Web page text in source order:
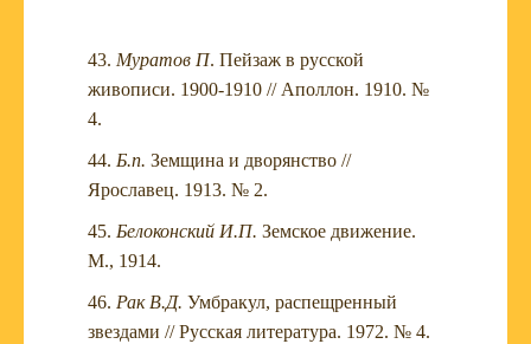
Муратов П. Пейзаж в русской
живописи. 1900-1910 // Аполлон. 1910. №
4.
Б.п. Земщина и дворянство //
Ярославец. 1913. № 2.
Белоконский И.П. Земское движение.
М., 1914.
Рак В.Д. Умбракул, распещренный
звездами // Русская литература. 1972. № 4.